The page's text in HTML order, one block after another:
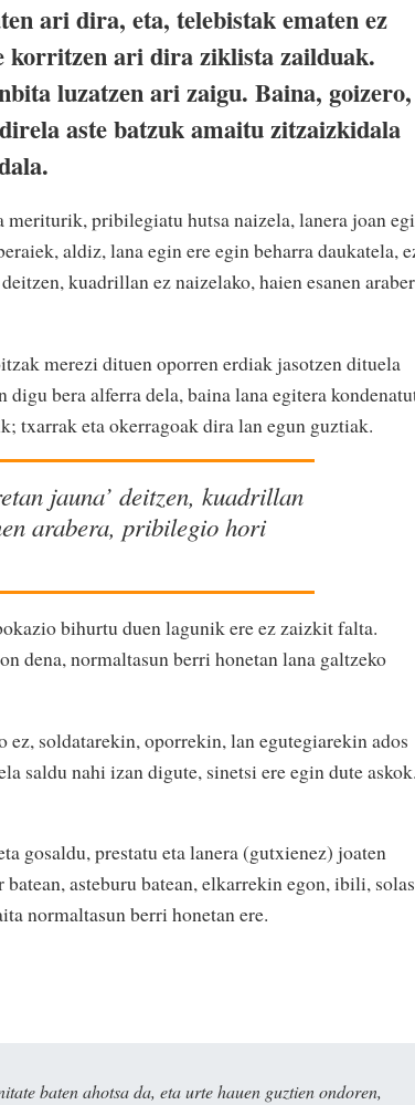
ari dira, eta, telebistak ematen ez
korritzen ari dira ziklista zailduak.
luzatzen ari zaigu. Baina, goizero,
aste batzuk amaitu zitzaizkidala
meriturik, pribilegiatu hutsa naizela, lanera joan
aldiz, lana egin ere egin beharra daukatela,
kuadrillan ez naizelako, haien esanen
merezi dituen oporren erdiak jasotzen dituela
bera alferra dela, baina lana egitera
txarrak eta okerragoak dira lan egun guztiak.
jauna’ deitzen, kuadrillan
arabera, pribilegio hori
bihurtu duen lagunik ere ez zaizkit falta.
dena, normaltasun berri honetan lana galtzeko
ez, soldatarekin, oporrekin, lan egutegiarekin ados
saldu nahi izan digute, sinetsi ere egin dute askok.
gosaldu, prestatu eta lanera (gutxienez) joaten
asteburu batean, elkarrekin egon, ibili, solas
normaltasun berri honetan ere.
baten ahotsa da, eta urte hauen guztien ondoren,